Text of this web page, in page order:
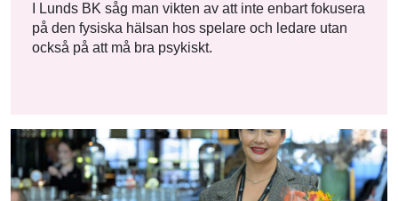
I Lunds BK såg man vikten av att inte enbart fokusera
på den fysiska hälsan hos spelare och ledare utan
också på att må bra psykiskt.